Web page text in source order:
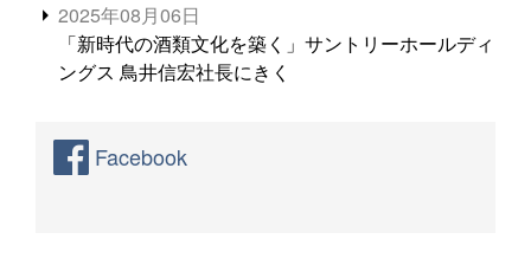
2025年08月06日
「新時代の酒類文化を築く」サントリーホールディ
ングス 鳥井信宏社長にきく
Facebook